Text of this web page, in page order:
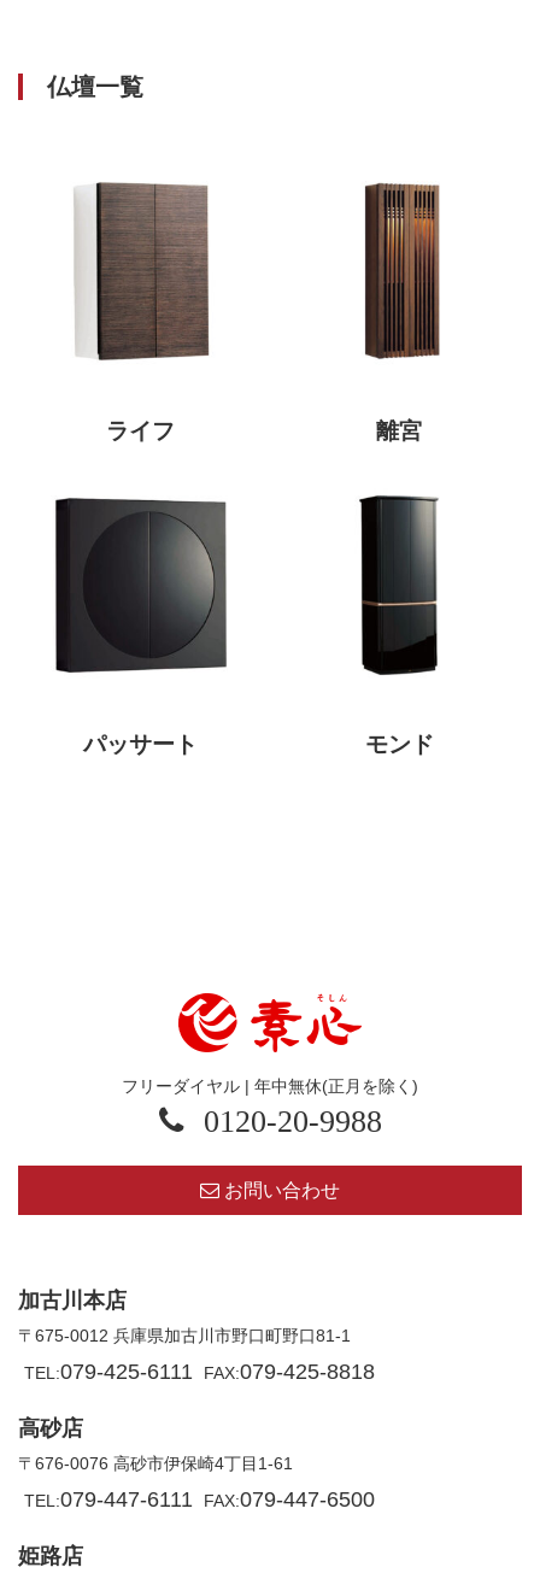
仏壇一覧
ライフ 離宮
パッサート モンド
フリーダイヤル | 年中無休(正月を除く)
0120-20-9988
お問い合わせ
加古川本店
〒675-0012 兵庫県加古川市野口町野口81-1
TEL:079-425-6111 FAX:079-425-8818
高砂店
〒676-0076 高砂市伊保崎4丁目1-61
TEL:079-447-6111 FAX:079-447-6500
姫路店